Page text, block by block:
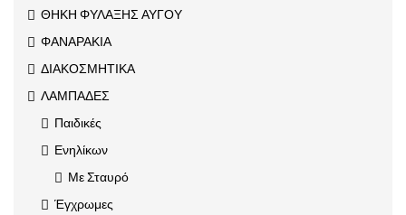
ΘΗΚΗ ΦΥΛΑΞΗΣ ΑΥΓΟΥ
ΦΑΝΑΡΑΚΙΑ
ΔΙΑΚΟΣΜΗΤΙΚΑ
ΛΑΜΠΑΔΕΣ
Παιδικές
Ενηλίκων
Με Σταυρό
Έγχρωμες